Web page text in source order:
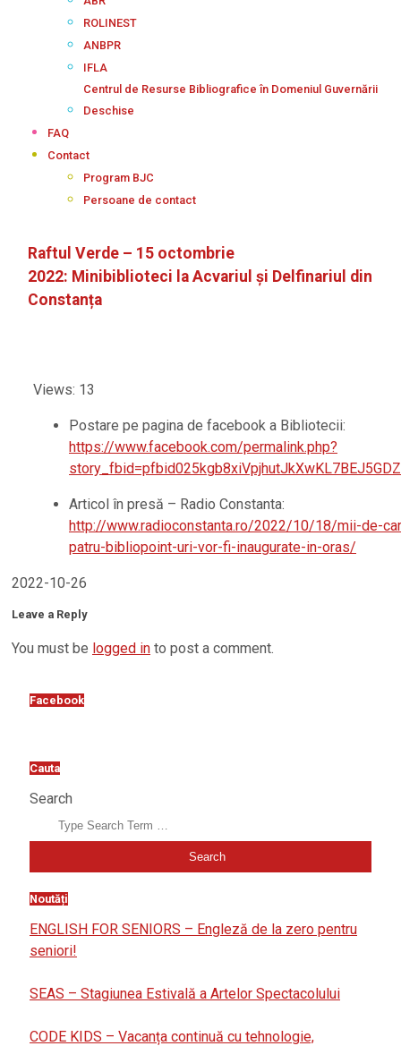
ROLINEST
ANBPR
IFLA
Centrul de Resurse Bibliografice în Domeniul Guvernării
Deschise
FAQ
Contact
Program BJC
Persoane de contact
Raftul Verde – 15 octombrie
2022: Minibiblioteci la Acvariul și Delfinariul din
Constanța
Views: 13
Postare pe pagina de facebook a Bibliotecii:
https://www.facebook.com/permalink.php?
Articol în presă – Radio Constanta:
http://www.radioconstanta.ro/2022/10/18/mii-de-
patru-bibliopoint-uri-vor-fi-inaugurate-in-oras/
2022-10-26
Leave a Reply
You must be logged in to post a comment.
Facebook
Cauta
Search
Noutăți
ENGLISH FOR SENIORS – Engleză de la zero pentru
seniori!
SEAS – Stagiunea Estivală a Artelor Spectacolului
CODE KIDS – Vacanța continuă cu tehnologie,